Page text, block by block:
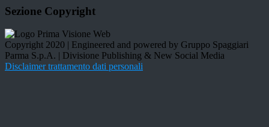
Sezione Copyright
Copyright 2020 | Engineered and powered by Gruppo Spaggiari
Parma S.p.A. | Divisione Publishing & New Social Media
Disclaimer trattamento dati personali